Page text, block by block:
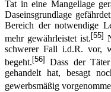
Tat in eine Mangellage
Daseinsgrundlage
Bereich der notwendige
mehr gewährleistet ist. [55]
schwerer Fall i.d.R. vor,
begeht. [56]
Dass der
gehandelt hat, besagt
gewerbsmäßig